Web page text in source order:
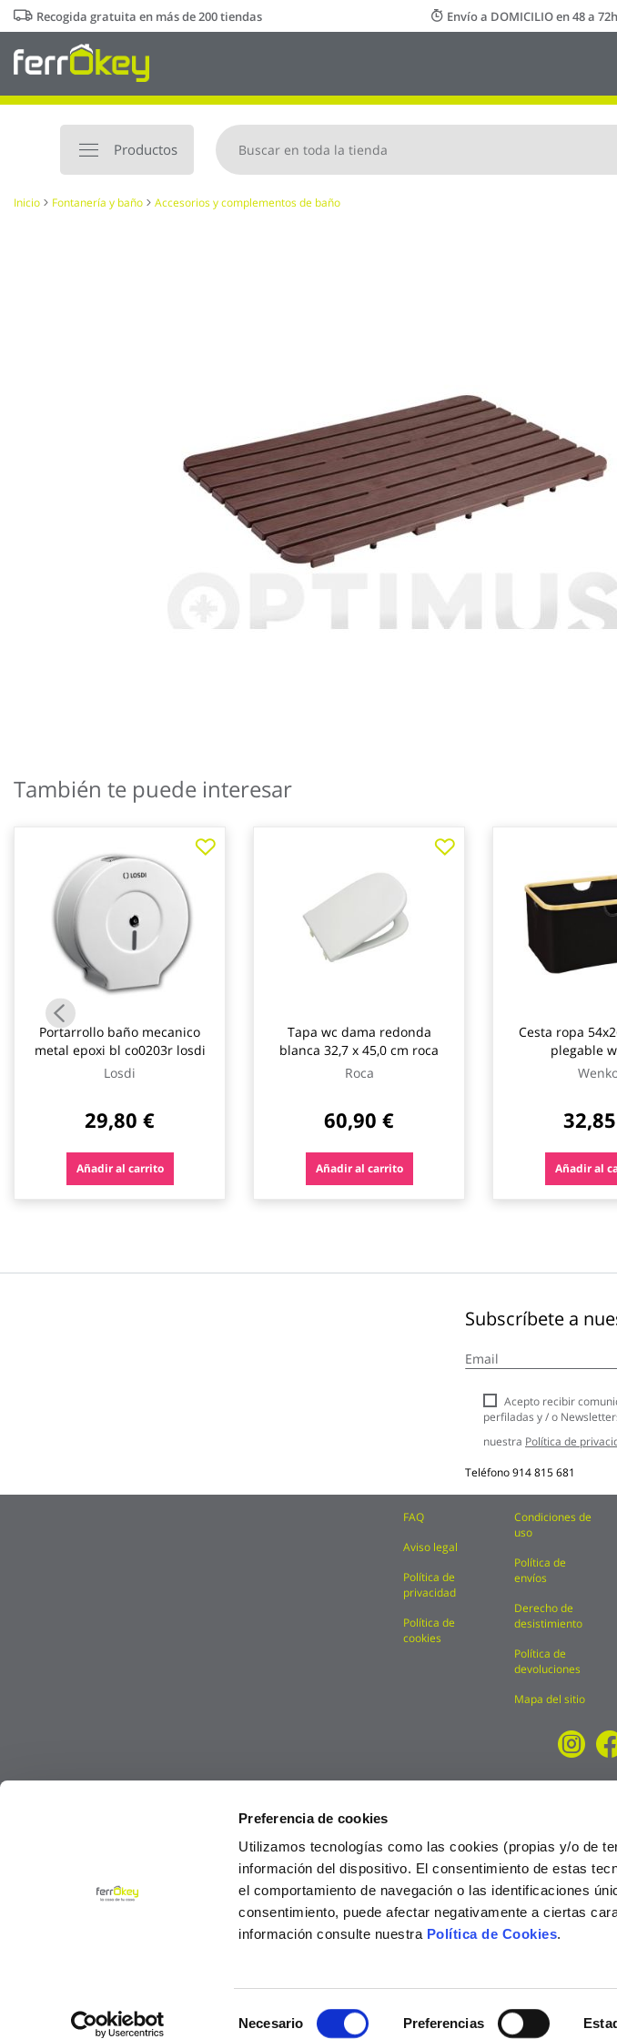
Preferencia de cookies
Utilizamos tecnologías como las cookies (propias y/o de
información del dispositivo. El consentimiento de estas
el comportamiento de navegación o las identificaciones
consentimiento, puede afectar negativamente a ciertas
información consulte nuestra Política de Cookies.
Necesario Preferencias
Ir
al
contenido
Recogida gratuita en más de 200 tiendas Envío a DOMICILIO en 48 a
Productos
Inicio Fontanería y baño Accesorios y complementos de baño
de
También te puede interesar
Portarrollo baño mecanico
metal epoxi bl co0203r losdi
Losdi
29,80 €
Añadir al carrito
Tapa wc dama redonda
blanca 32,7 x 45,0 cm roca
Roca
60,90 €
Añadir al carrito
Cesta ropa
plegable
Añadir al
Subscríbete a
a
boletín
noticias:
Acepto recibir
perfiladas y / o
nuestra Política de
Teléfono914 815 681
FAQ
Aviso legal
Política de
privacidad
Política de
cookies
Condiciones de
uso
Política de
envíos
Derecho de
desistimiento
Política de
devoluciones
Mapa del sitio
© Ferrokey todos los derechos reservados 2025